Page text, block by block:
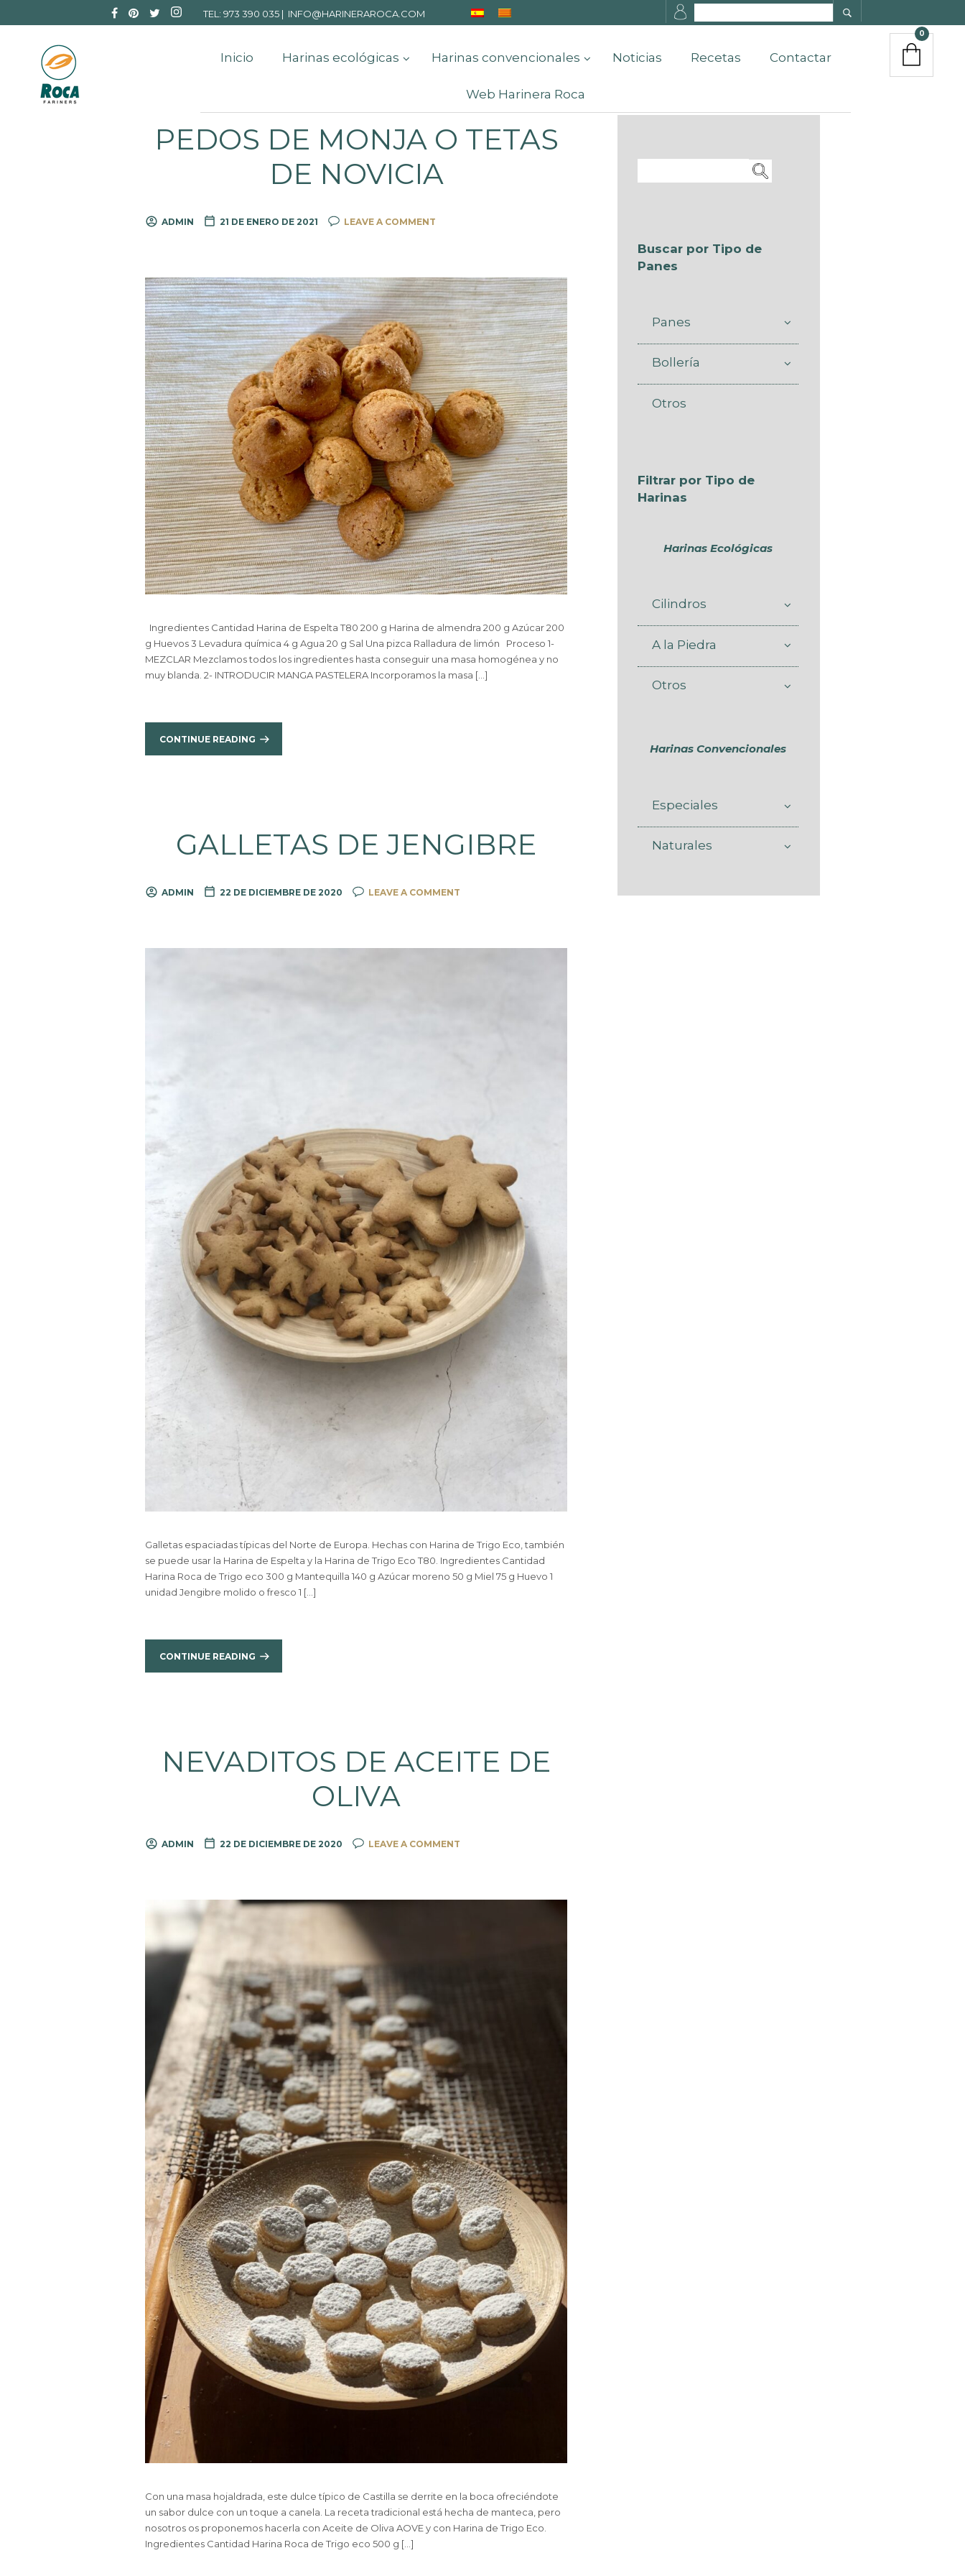
TEL: 973 390 035 | INFO@HARINERAROCA.COM
Inicio Harinas ecológicas Harinas convencionales Noticias Recetas Contactar
Web Harinera Roca
0
PEDOS DE MONJA O TETAS
DE NOVICIA
ADMIN 21 DE ENERO DE 2021 LEAVE A COMMENT
Ingredientes Cantidad Harina de Espelta T80 200 g Harina de almendra 200 g Azúcar 200
g Huevos 3 Levadura química 4 g Agua 20 g Sal Una pizca Ralladura de limón Proceso 1-
MEZCLAR Mezclamos todos los ingredientes hasta conseguir una masa homogénea y no
muy blanda. 2- INTRODUCIR MANGA PASTELERA Incorporamos la masa […]
CONTINUE READING
GALLETAS DE JENGIBRE
ADMIN 22 DE DICIEMBRE DE 2020 LEAVE A COMMENT
Galletas espaciadas típicas del Norte de Europa. Hechas con Harina de Trigo Eco, también
se puede usar la Harina de Espelta y la Harina de Trigo Eco T80. Ingredientes Cantidad
Harina Roca de Trigo eco 300 g Mantequilla 140 g Azúcar moreno 50 g Miel 75 g Huevo 1
unidad Jengibre molido o fresco 1 […]
CONTINUE READING
NEVADITOS DE ACEITE DE
OLIVA
ADMIN 22 DE DICIEMBRE DE 2020 LEAVE A COMMENT
Con una masa hojaldrada, este dulce típico de Castilla se derrite en la boca ofreciéndote
un sabor dulce con un toque a canela. La receta tradicional está hecha de manteca, pero
nosotros os proponemos hacerla con Aceite de Oliva AOVE y con Harina de Trigo Eco.
Ingredientes Cantidad Harina Roca de Trigo eco 500 g […]
Buscar por Tipo de
Panes
Panes
Bollería
Otros
Filtrar por Tipo de
Harinas
Harinas Ecológicas
Cilindros
A la Piedra
Otros
Harinas Convencionales
Especiales
Naturales